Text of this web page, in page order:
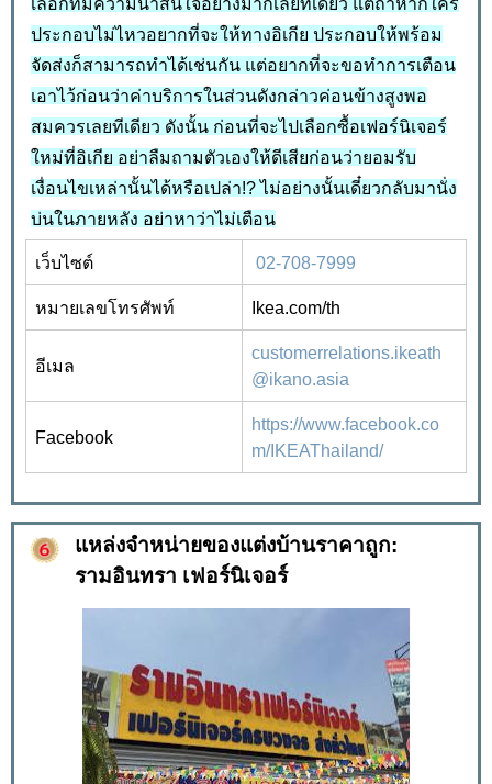
เลือกที่มีความน่าสนใจอย่างมากเลยทีเดียว แต่ถ้าหากใคร
ประกอบไม่ไหวอยากที่จะให้ทางอิเกีย ประกอบให้พร้อม
จัดส่งก็สามารถทำได้เช่นกัน แต่อยากที่จะขอทำการเตือน
เอาไว้ก่อนว่าค่าบริการในส่วนดังกล่าวค่อนข้างสูงพอ
สมควรเลยทีเดียว ดังนั้น ก่อนที่จะไปเลือกซื้อเฟอร์นิเจอร์
ใหม่ที่อิเกีย อย่าลืมถามตัวเองให้ดีเสียก่อนว่ายอมรับ
เงื่อนไขเหล่านั้นได้หรือเปล่า!? ไม่อย่างนั้นเดี๋ยวกลับมานั่ง
บ่นในภายหลัง อย่าหาว่าไม่เตือน
เว็บไซต์ 02-708-7999
หมายเลขโทรศัพท์ Ikea.com/th
อีเมล
customerrelations.ikeath
@ikano.asia
Facebook
https://www.facebook.co
m/IKEAThailand/
แหล่งจำหน่ายของแต่งบ้านราคาถูก:
รามอินทรา เฟอร์นิเจอร์